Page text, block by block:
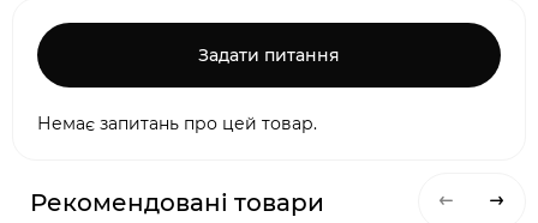
Задати питання
Немає запитань про цей товар.
Рекомендовані товари